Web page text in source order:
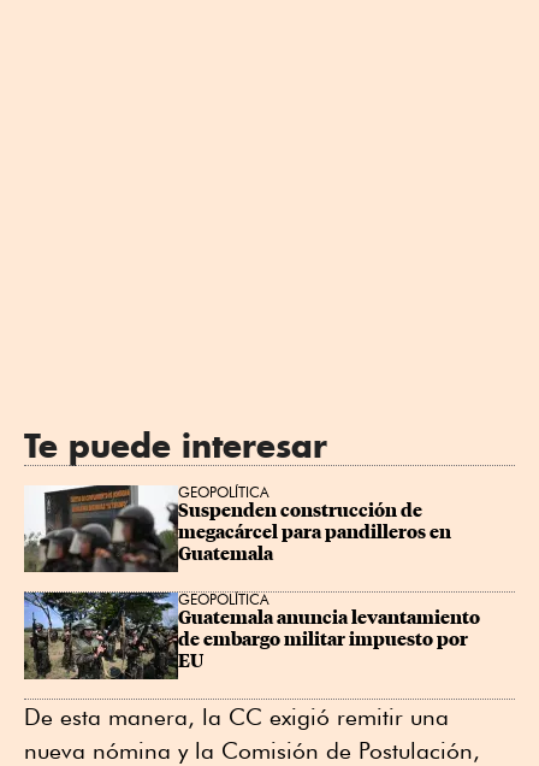
Te puede interesar
GEOPOLÍTICA
Suspenden construcción de
megacárcel para pandilleros en
Guatemala
GEOPOLÍTICA
Guatemala anuncia levantamiento
de embargo militar impuesto por
EU
De esta manera, la CC exigió remitir una
nueva nómina y la Comisión de Postulación,